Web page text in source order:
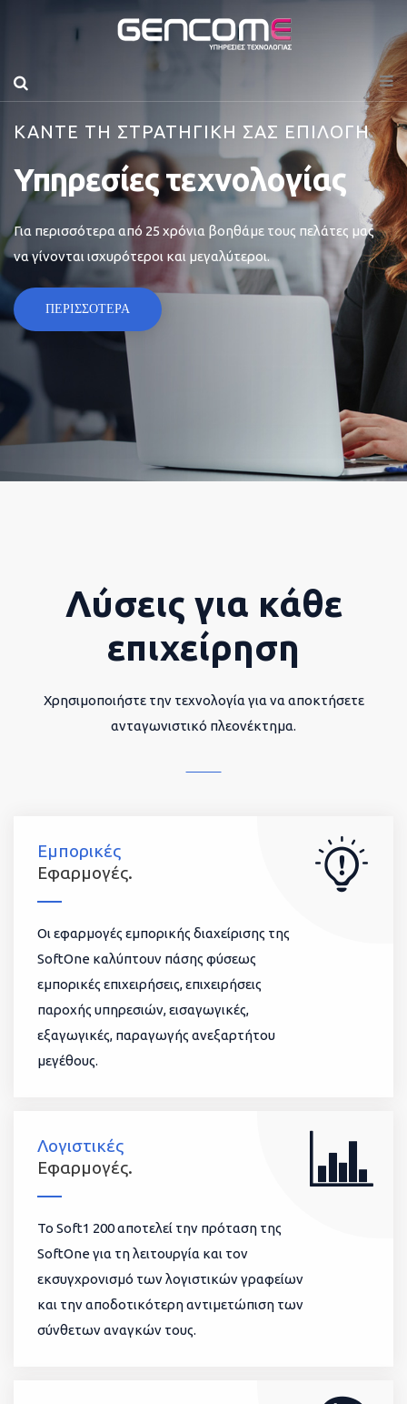
ΚΑΝΤΕ ΤΗ ΣΤΡΑΤΗΓΙΚΗ ΣΑΣ ΕΠΙΛΟΓΗ
Υπηρεσίες τεχνολογίας
Για περισσότερα από 25 χρόνια βοηθάμε τους πελάτες μας
να γίνονται ισχυρότεροι και μεγαλύτεροι.
ΠΕΡΙΣΣΟΤΕΡΑ
Λύσεις για κάθε
επιχείρηση
Χρησιμοποιήστε την τεχνολογία για να αποκτήσετε
ανταγωνιστικό πλεονέκτημα.
Εμπορικές
Εφαρμογές.
Οι εφαρμογές εμπορικής διαχείρισης της
SoftOne καλύπτουν πάσης φύσεως
εμπορικές επιχειρήσεις, επιχειρήσεις
παροχής υπηρεσιών, εισαγωγικές,
εξαγωγικές, παραγωγής ανεξαρτήτου
μεγέθους.
Λογιστικές
Εφαρμογές.
To Soft1 200 αποτελεί την πρόταση της
SoftOne για τη λειτουργία και τον
εκσυγχρονισμό των λογιστικών γραφείων
και την αποδοτικότερη αντιμετώπιση των
σύνθετων αναγκών τους.